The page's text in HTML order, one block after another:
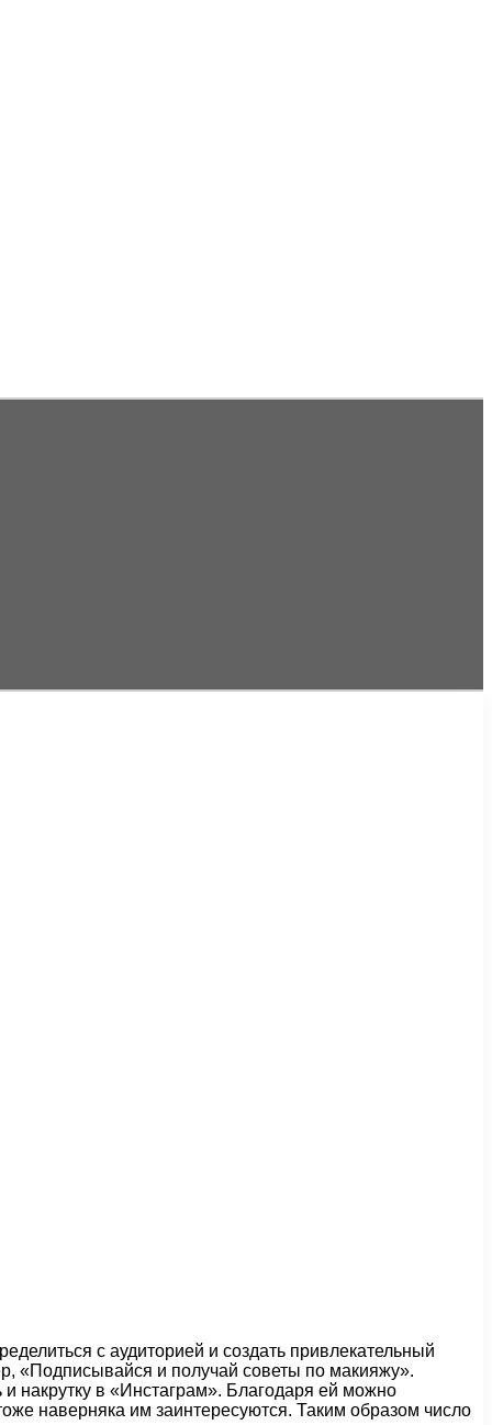
с аудиторией и создать привлекательный
«Подписывайся и получай советы по макияжу».
накрутку в «Инстаграм». Благодаря ей можно
наверняка им заинтересуются. Таким образом число